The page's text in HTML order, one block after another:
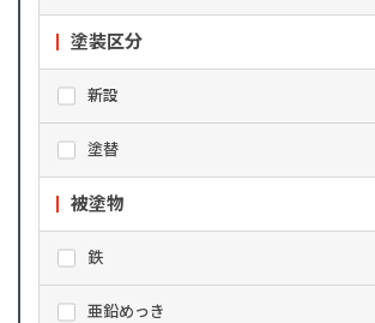
塗装区分
新設
塗替
被塗物
鉄
亜鉛めっき